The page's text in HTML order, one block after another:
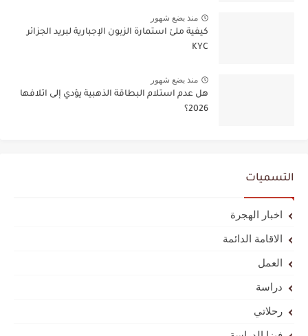
منذ بضع شهور
كيفية ملئ استمارة الزبون الإجبارية لبريد الجزائر
KYC
منذ بضع شهور
هل عدم استلام البطاقة الذهبية يؤدي إلى اتلافها
2026؟
التسميات
اخبار الهجرة
الاقامة الدائمة
العمل
دراسة
رحلاتي